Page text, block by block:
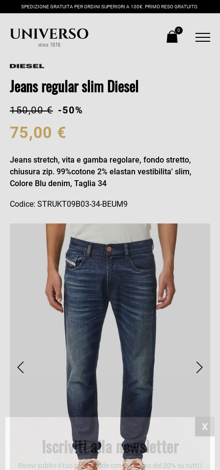
SPEDIZIONE GRATUITA PER ORDINI SUPERIORI A 100€. PRIMO RESO GRATUITO.
0
Jeans regular slim Diesel
150,00 € -50%
75,00 €
Jeans stretch, vita e gamba regolare, fondo stretto,
chiusura zip. 99%cotone 2% elastan vestibilita' slim,
Colore Blu denim, Taglia 34
Codice: STRUKT09B03-34-BEUM9
Iscriviti alla newsletter
Ricevi subito il tuo promocode con lo sconto del 20% su tutti i